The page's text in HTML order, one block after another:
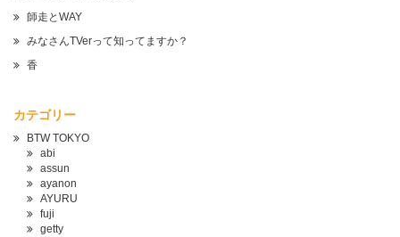
師走とWAY
みなさんTVerって知ってますか？
香
カテゴリー
BTW TOKYO
abi
assun
ayanon
AYURU
fuji
getty